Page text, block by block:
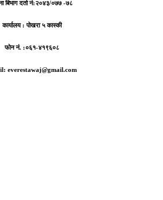
बिभाग दर्ता नं:२०४३/०७७ -७८
कार्यालय :पोखरा ५ कास्की
फोन नं. :०६१-४१९६०८
everestawaj@gmail.com